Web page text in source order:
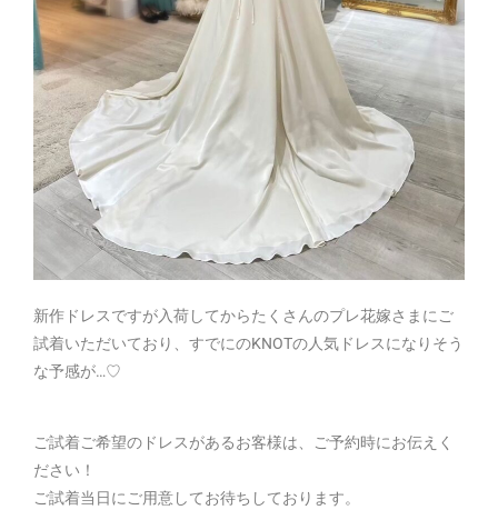
新作ドレスですが入荷してからたくさんのプレ花嫁さまにご
試着いただいており、すでにのKNOTの人気ドレスになりそう
な予感が…♡
ご試着ご希望のドレスがあるお客様は、ご予約時にお伝えく
ださい！
ご試着当日にご用意してお待ちしております。